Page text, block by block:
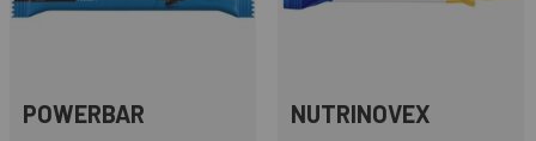
POWERBAR NUTRINOVEX